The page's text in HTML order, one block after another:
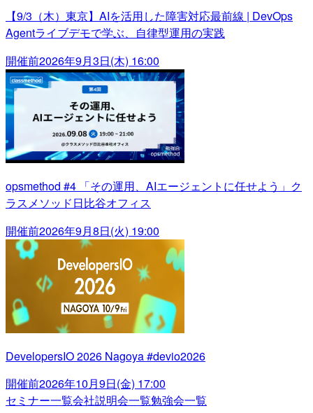
【9/3（木）東京】AIを活用した障害対応最前線 | DevOps
Agentライブデモで学ぶ、自律型運用の実践
開催前2026年9月3日(木) 16:00
opsmethod #4 「その運用、AIエージェントに任せよう」ク
ラスメソッド日比谷オフィス
開催前2026年9月8日(火) 19:00
DevelopersIO 2026 Nagoya #devio2026
開催前2026年10月9日(金) 17:00
セミナー一覧会社説明会一覧勉強会一覧